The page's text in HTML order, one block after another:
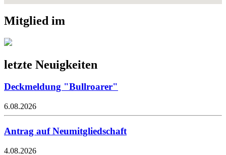
Mitglied im
letzte Neuigkeiten
Deckmeldung "Bullroarer"
6.08.2026
Antrag auf Neumitgliedschaft
4.08.2026